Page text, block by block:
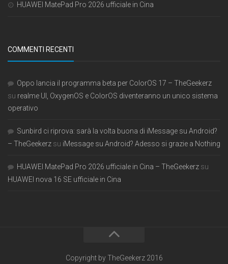
HUAWEI MatePad Pro 2026 ufficiale in Cina
COMMENTI RECENTI
Oppo lancia il programma beta per ColorOS 17 – TheGeekerz
su realme UI, OxygenOS e ColorOS diventeranno un unico sistema
operativo
Sunbird ci riprova: sarà la volta buona di iMessage su Android?
– TheGeekerz su iMessage su Android? Adesso si grazie a Nothing
HUAWEI MatePad Pro 2026 ufficiale in Cina – TheGeekerz su
HUAWEI nova 16 SE ufficiale in Cina
Copyright by TheGeekerz 2016